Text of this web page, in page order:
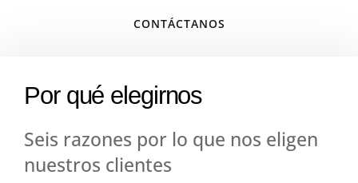
CONTÁCTANOS
Por qué elegirnos
Seis razones por lo que nos eligen
nuestros clientes